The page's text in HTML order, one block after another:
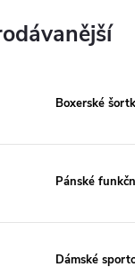
Boxerské
Pánské
Dámské